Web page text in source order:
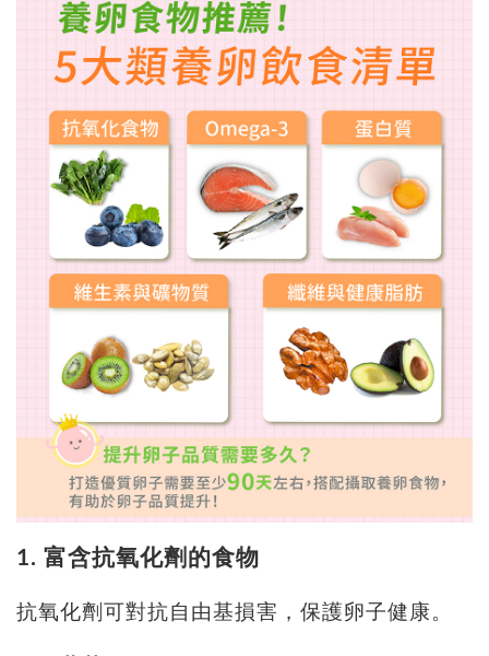
1. 富含抗氧化劑的食物
抗氧化劑可對抗自由基損害，保護卵子健康。